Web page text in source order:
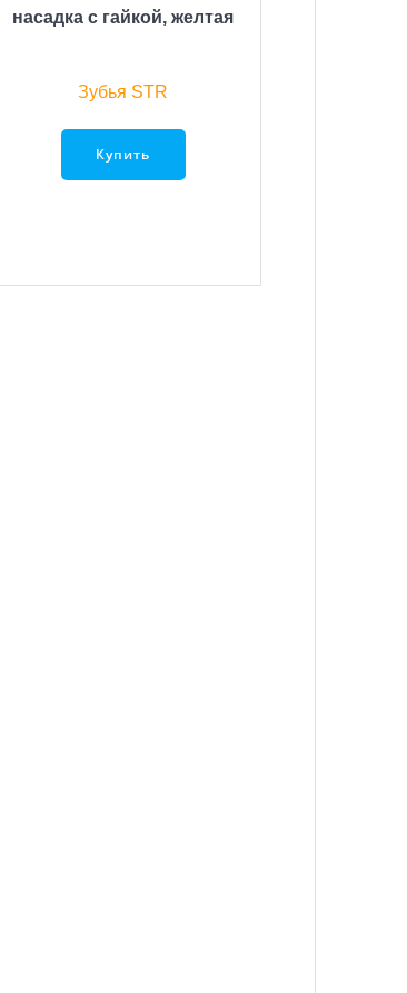
насадка с гайкой, желтая
Зубья STR
Купить